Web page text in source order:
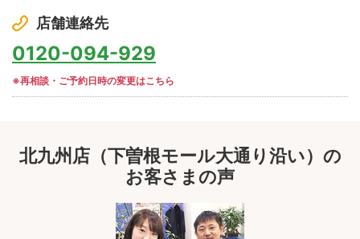
店舗連絡先
0120-094-929
※再相談・ご予約日時の変更はこちら
北九州店（下曽根モール大通り沿い）の
お客さまの声